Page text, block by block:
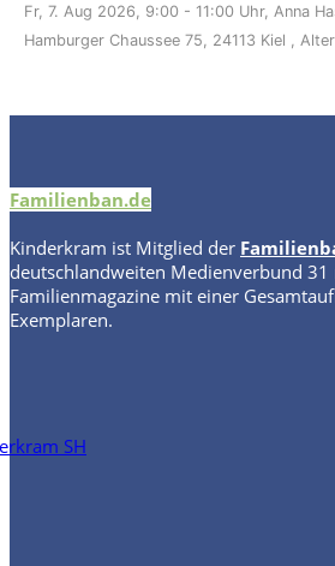
Familienban.de
Kinderkram ist Mitglied der
deutschlandweiten Medienverbund 31
Familienmagazine mit einer
Exemplaren.